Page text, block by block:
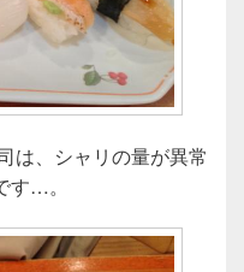
は、シャリの量が異常
す…。